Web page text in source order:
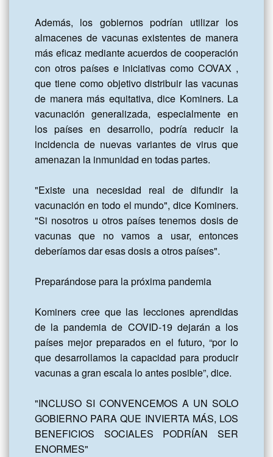
Además, los gobiernos podrían utilizar los
almacenes de vacunas existentes de manera
más eficaz mediante acuerdos de cooperación
con otros países e iniciativas como COVAX ,
que tiene como objetivo distribuir las vacunas
de manera más equitativa, dice Kominers. La
vacunación generalizada, especialmente en
los países en desarrollo, podría reducir la
incidencia de nuevas variantes de virus que
amenazan la inmunidad en todas partes.
"Existe una necesidad real de difundir la
vacunación en todo el mundo", dice Kominers.
"Si nosotros u otros países tenemos dosis de
vacunas que no vamos a usar, entonces
deberíamos dar esas dosis a otros países".
Preparándose para la próxima pandemia
Kominers cree que las lecciones aprendidas
de la pandemia de COVID-19 dejarán a los
países mejor preparados en el futuro, “por lo
que desarrollamos la capacidad para producir
vacunas a gran escala lo antes posible”, dice.
"INCLUSO SI CONVENCEMOS A UN SOLO
GOBIERNO PARA QUE INVIERTA MÁS, LOS
BENEFICIOS SOCIALES PODRÍAN SER
ENORMES"